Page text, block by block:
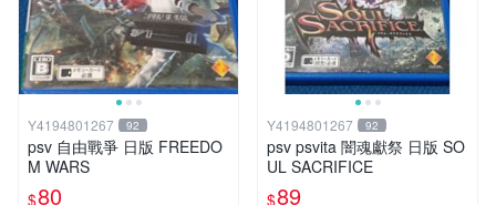
Y4194801267 92
psv 自由戰爭 日版 FREEDO
M WARS
$80
Y4194801267 92
psv psvita 闇魂獻祭 日版 SO
UL SACRIFICE
$89